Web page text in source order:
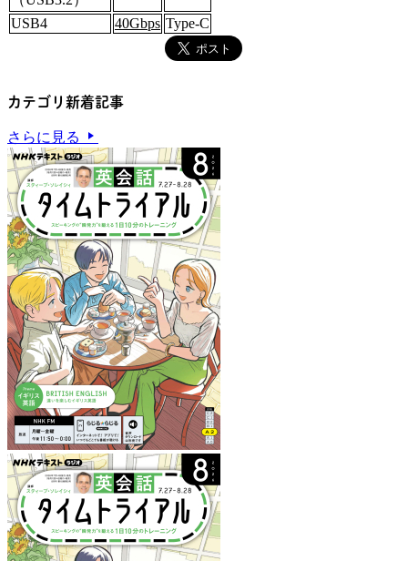
USB4 40Gbps Type‐C
カテゴリ新着記事
さらに見る